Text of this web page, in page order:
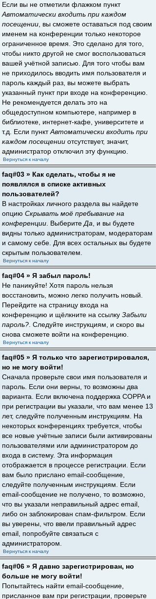
Если вы не отметили флажком пункт
Автоматически входить при каждом
посещении , вы сможете оставаться под своим
именем на конференции только некоторое
ограниченное время. Это сделано для того,
чтобы никто другой не смог воспользоваться
вашей учётной записью. Для того чтобы вам
не приходилось вводить имя пользователя и
пароль каждый раз, вы можете выбрать
указанный пункт при входе на конференцию.
Не рекомендуется делать это на
общедоступном компьютере, например в
библиотеке, интернет-кафе, университете и
т.д. Если пунктАвтоматически входить при
каждом посещении отсутствует, значит,
администратор отключил эту функцию.
Вернуться к началу
faq#03 » Как сделать, чтобы я не
появлялся в списке активных
пользователей?
В настройках личного раздела вы найдете
опцию Скрывать моё пребывание на
конференции . Выберите Да , и вы будете
видны только администраторам, модераторам
и самому себе. Для всех остальных вы будете
скрытым пользователем.
Вернуться к началу
faq#04 » Я забыл пароль!
Не паникуйте! Хотя пароль нельзя
восстановить, можно легко получить новый.
Перейдите на страницу входа на
конференцию и щёлкните на ссылку Забыли
пароль? . Следуйте инструкциям, и скоро вы
снова сможете войти на конференцию.
Вернуться к началу
faq#05 » Я только что зарегистрировался,
но не могу войти!
Сначала проверьте свои имя пользователя и
пароль. Если они верны, то возможны два
варианта. Если включена поддержка COPPA и
при регистрации вы указали, что вам менее 13
лет, следуйте полученным инструкциям. На
некоторых конференциях требуется, чтобы
все новые учётные записи были активированы
пользователями или администратором до
входа в систему. Эта информация
отображается в процессе регистрации. Если
вам было прислано email-сообщение,
следуйте полученным инструкциям. Если
email-сообщение не получено, то возможно,
что вы указали неправильный адрес email,
либо он заблокирован спам-фильтром. Если
вы уверены, что ввели правильный адрес
email, попробуйте связаться с
администратором.
Вернуться к началу
faq#06 » Я давно зарегистрирован, но
больше не могу войти!
Попытайтесь найти email-сообщение,
присланное вам при регистрации, проверьте